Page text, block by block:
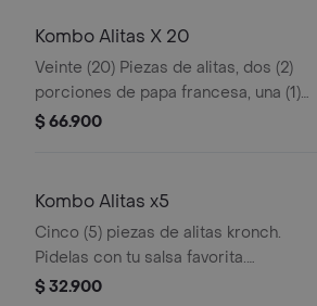
Kombo Alitas X 20
Veinte (20) Piezas de alitas, dos (2)
porciones de papa francesa, una (1)
Coca cola 1.5 lt,1 opción salsa alitas y
$ 66.900
Kombo Alitas x5
Cinco (5) piezas de alitas kronch.
Pidelas con tu salsa favorita.
acompanadas de media porcion de
$ 32.900